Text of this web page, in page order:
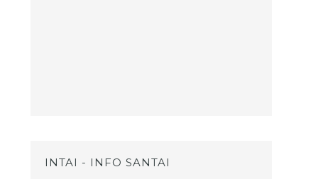
INTAI - INFO SANTAI